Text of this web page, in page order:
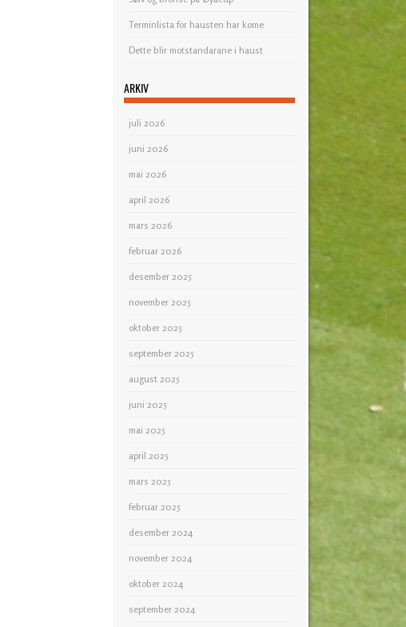
Terminlista for hausten har kome
Dette blir motstandarane i haust
ARKIV
juli 2026
juni 2026
mai 2026
april 2026
mars 2026
februar 2026
desember 2025
november 2025
oktober 2025
september 2025
august 2025
juni 2025
mai 2025
april 2025
mars 2025
februar 2025
desember 2024
november 2024
oktober 2024
september 2024